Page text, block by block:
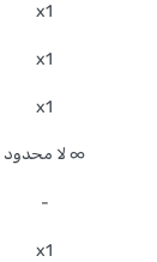
x1
x1
x1
∞ لا محدود
-
x1